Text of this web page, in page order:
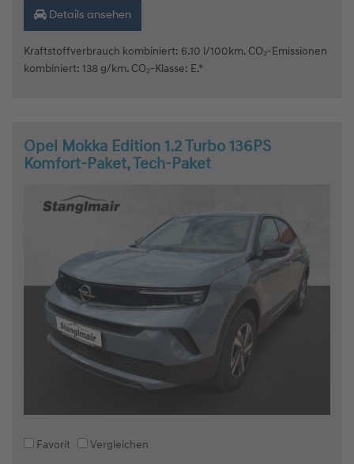
Details ansehen
Kraftstoffverbrauch kombiniert: 6.10 l/100km. CO₂-Emissionen
kombiniert: 138 g/km. CO₂-Klasse: E.*
Opel Mokka Edition 1.2 Turbo 136PS
Komfort-Paket, Tech-Paket
Favorit
Vergleichen